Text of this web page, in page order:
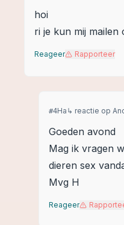
hoi
ri je kun mij mailen
Reageer Rapporteer
#4Ha ↳ reactie op
Goeden avond
Mag ik vragen
dieren sex
Mvg H
Reageer